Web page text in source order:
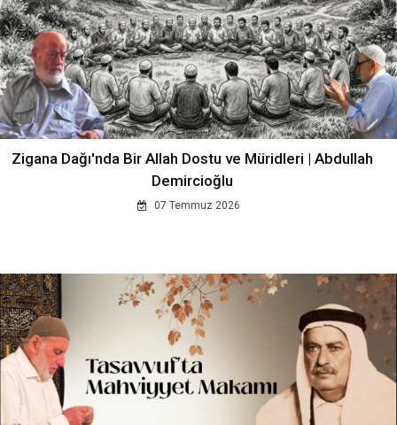
Zigana Dağı'nda Bir Allah Dostu ve Müridleri | Abdullah
Demircioğlu
07 Temmuz 2026